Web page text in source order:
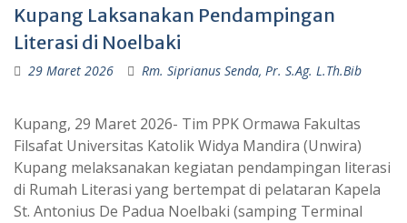
Kupang Laksanakan Pendampingan
Literasi di Noelbaki
29 Maret 2026 Rm. Siprianus Senda, Pr. S.Ag. L.Th.Bib
Kupang, 29 Maret 2026- Tim PPK Ormawa Fakultas
Filsafat Universitas Katolik Widya Mandira (Unwira)
Kupang melaksanakan kegiatan pendampingan literasi
di Rumah Literasi yang bertempat di pelataran Kapela
St. Antonius De Padua Noelbaki (samping Terminal